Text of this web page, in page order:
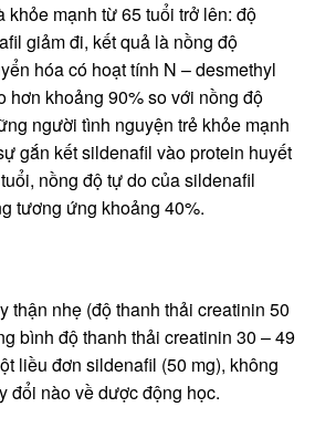
mạnh từ 65 tuổi trở lên: độ
giảm đi, kết quả là nồng độ
hóa có hoạt tính N – desmethyl
hơn khoảng 90% so với nồng độ
người tình nguyện trẻ khỏe mạnh
gắn kết sildenafil vào protein huyết
nồng độ tự do của sildenafil
tương ứng khoảng 40%.
thận nhẹ (độ thanh thải creatinin 50
bình độ thanh thải creatinin 30 – 49
liều đơn sildenafil (50 mg), không
đổi nào về dược động học.